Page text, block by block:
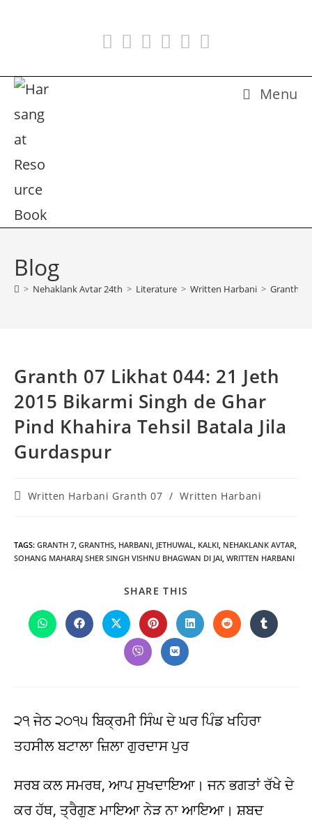
Menu
Blog
> Nehaklank Avtar 24th > Literature > Written Harbani > Granth
Granth 07 Likhat 044: 21 Jeth
2015 Bikarmi Singh de Ghar
Pind Khahira Tehsil Batala Jila
Gurdaspur
PostWritten Harbani Granth 07 / Written Harbani
TAGS: GRANTH 7, GRANTHS, HARBANI, JETHUWAL, KALKI, NEHAKLANK AVTAR,
SOHANG MAHARAJ SHER SINGH VISHNU BHAGWAN DI JAI, WRITTEN HARBANI
SHARE THIS
CONTENT
Opens
in
Opens
in
Opens
in
new
window
Opens
in
new
window
Opens
in
Opens
in
Opens
in
Opens
in
Opens
in
੨੧ ਜੇਠ ੨੦੧੫ ਬਿਕ੍ਰਮੀ ਸਿੰਘ ਦੇ ਘਰ ਪਿੰਡ ਖਹਿਰਾ
ਤਹਸੀਲ ਬਟਾਲਾ ਜ਼ਿਲਾ ਗੁਰਦਾਸ ਪੁਰ
ਸਰਬ ਕਲ ਸਮਰਥ, ਆਪ ਸੁਖਦਾਇਆ। ਜਨ ਭਗਤਾਂ ਰੱਖੇ ਦੇ
ਕਰ ਹੱਥ, ਤ੍ਰੈਗੁਣ ਮਾਇਆ ਨੇੜ ਨਾ ਆਇਆ। ਸ਼ਬਦ